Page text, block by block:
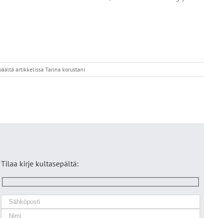
artikkelissa Tarina korustani
Tilaa kirje kultasepältä: